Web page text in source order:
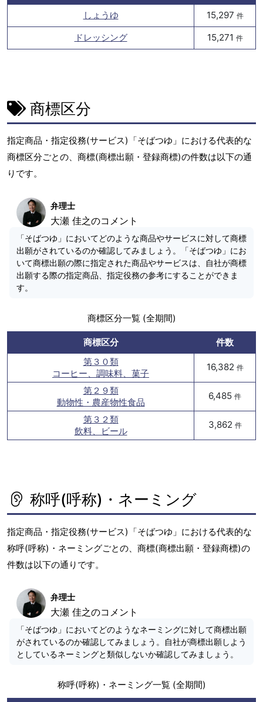
しょうゆ 15,297 件
ドレッシング 15,271 件
商標区分
指定商品・指定役務(サービス)「そばつゆ」における代表的な
商標区分ごとの、商標(商標出願・登録商標)の件数は以下の通
りです。
弁理士
大瀬 佳之のコメント
「そばつゆ」においてどのような商品やサービスに対して商標
出願がされているのか確認してみましょう。「そばつゆ」にお
いて商標出願の際に指定された商品やサービスは、自社が商標
出願する際の指定商品、指定役務の参考にすることができま
す。
商標区分一覧 (全期間)
商標区分
件数
第３０類
コーヒー、調味料、菓子
16,382 件
第２９類
動物性・農産物性食品
6,485 件
第３２類
飲料、ビール
3,862 件
称呼(呼称)・ネーミング
指定商品・指定役務(サービス)「そばつゆ」における代表的な
称呼(呼称)・ネーミングごとの、商標(商標出願・登録商標)の
件数は以下の通りです。
弁理士
大瀬 佳之のコメント
「そばつゆ」においてどのようなネーミングに対して商標出願
がされているのか確認してみましょう。自社が商標出願しよう
としているネーミングと類似しないか確認してみましょう。
称呼(呼称)・ネーミング一覧 (全期間)